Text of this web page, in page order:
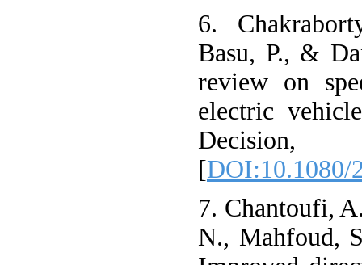
6.
Basu, P., &
review on
electric
[DOI:10.1080/
7. Chantoufi,
N., Mahfoud,